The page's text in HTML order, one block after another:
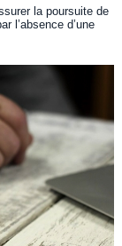
la poursuite de
l’absence d’une